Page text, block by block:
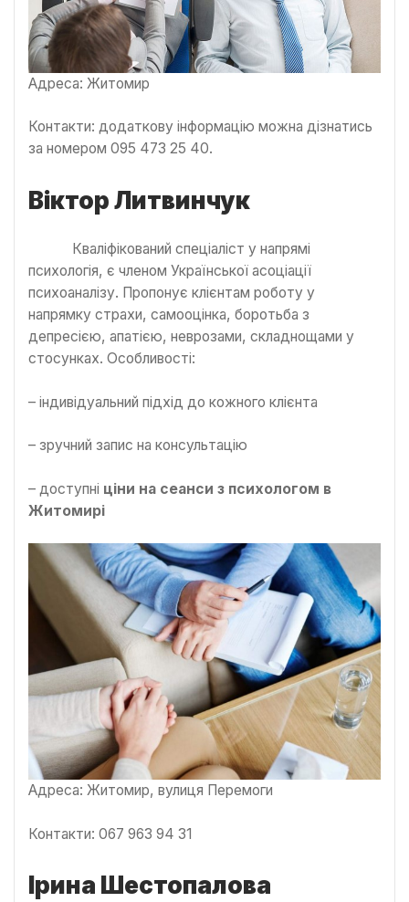
Адреса: Житомир
Контакти: додаткову інформацію можна дізнатись
за номером 095 473 25 40.
Віктор Литвинчук
Кваліфікований спеціаліст у напрямі
психологія, є членом Української асоціації
психоаналізу. Пропонує клієнтам роботу у
напрямку страхи, самооцінка, боротьба з
депресією, апатією, неврозами, складнощами у
стосунках. Особливості:
– індивідуальний підхід до кожного клієнта
– зручний запис на консультацію
– доступні ціни на сеанси з психологом в
Житомирі
Адреса: Житомир, вулиця Перемоги
Контакти: 067 963 94 31
Ірина Шестопалова